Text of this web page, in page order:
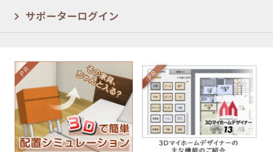
サポーターログイン